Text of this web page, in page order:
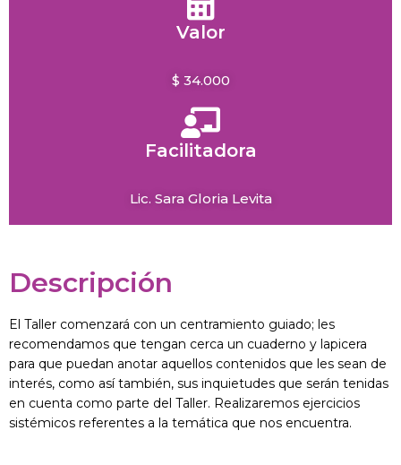
Valor
$ 34.000
Facilitadora
Lic. Sara Gloria Levita
Descripción
El Taller comenzará con un centramiento guiado; les
recomendamos que tengan cerca un cuaderno y lapicera
para que puedan anotar aquellos contenidos que les sean de
interés, como así también, sus inquietudes que serán tenidas
en cuenta como parte del Taller. Realizaremos ejercicios
sistémicos referentes a la temática que nos encuentra.